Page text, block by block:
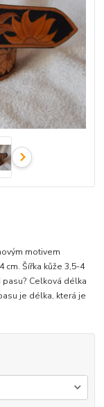
motivem
cm. Šířka kůže 3,5-4
Celková délka
je délka, která je